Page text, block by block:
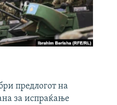
предлогот на
за испраќање